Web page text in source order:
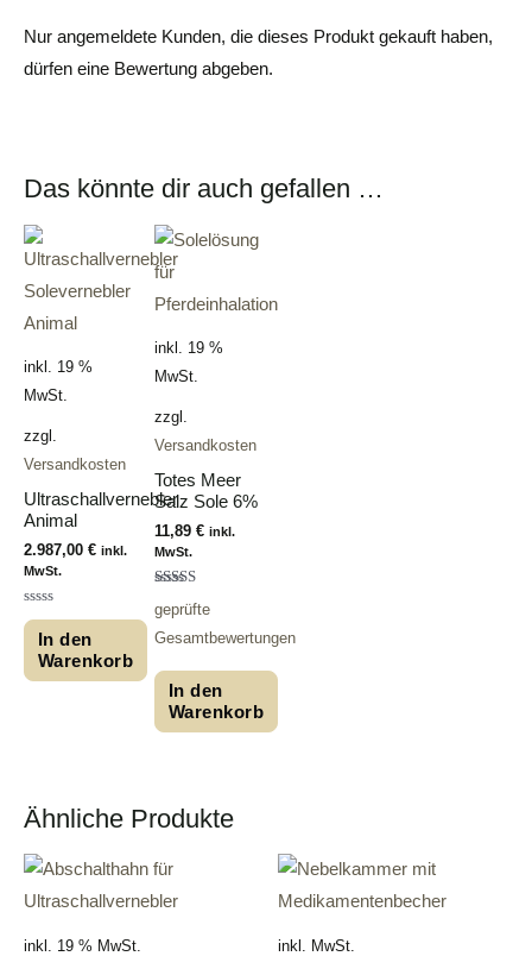
Nur angemeldete Kunden, die dieses Produkt gekauft haben,
dürfen eine Bewertung abgeben.
Das könnte dir auch gefallen …
inkl. 19 %
MwSt.
zzgl.
Versandkosten
Ultraschallvernebler
Animal
2.987,00 € inkl.
MwSt.
Bewertet
mit
von
5
In den
Warenkorb
inkl. 19 %
MwSt.
zzgl.
Versandkosten
Totes Meer
Salz Sole 6%
11,89 € inkl.
MwSt.
mit
von 5
geprüfte
Gesamtbewertungen
In den
Warenkorb
Ähnliche Produkte
inkl. 19 % MwSt. inkl. MwSt.